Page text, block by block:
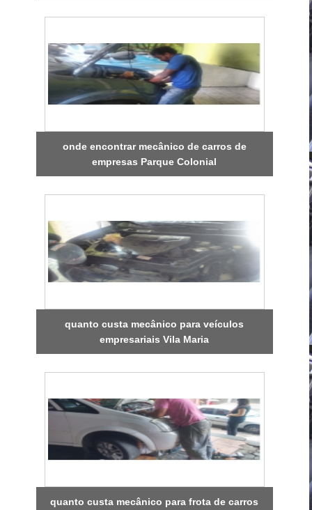
onde encontrar mecânico de carros de
empresas Parque Colonial
quanto custa mecânico para veículos
empresariais Vila Maria
quanto custa mecânico para frota de carros